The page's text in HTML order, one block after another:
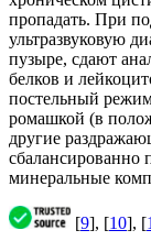
пропадать. При
ультразвуковую
пузыре, сдают
белков и
постельный
ромашкой (в
другие
сбалансированно
минеральные
[9], [10], [